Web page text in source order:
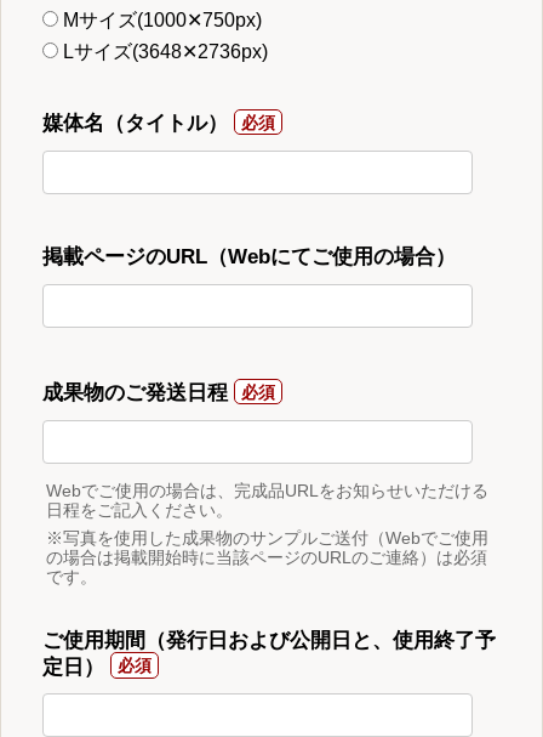
Mサイズ(1000✕750px)
Lサイズ(3648✕2736px)
媒体名（タイトル）
掲載ページのURL（Webにてご使用の場合）
成果物のご発送日程
Webでご使用の場合は、完成品URLをお知らせいただける
日程をご記入ください。
※写真を使用した成果物のサンプルご送付（Webでご使用
の場合は掲載開始時に当該ページのURLのご連絡）は必須
です。
ご使用期間（発行日および公開日と、使用終了予
定日）